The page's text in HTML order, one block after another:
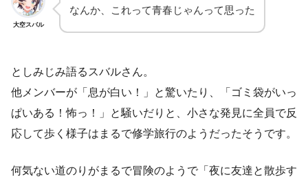
大空スバル
なんか、これって青春じゃんって思った
としみじみ語るスバルさん。
他メンバーが「息が白い！」と驚いたり、「ゴミ袋がいっ
ぱいある！怖っ！」と騒いだりと、小さな発見に全員で反
応して歩く様子はまるで修学旅行のようだったそうです。
何気ない道のりがまるで冒険のようで「夜に友達と散歩す